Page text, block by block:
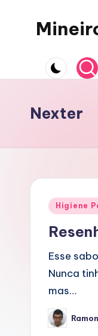
Care,
Resenhas
Nexter
Posted
Higiene
Esse
Nunca
mas…
Posted
by